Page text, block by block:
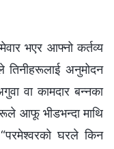
भएर आफ्‍नो कर्तव्य
तिनीहरूलाई अनुमोदन
वा कामदार बन्नका
आफू भीडभन्दा माथि
घरले किन